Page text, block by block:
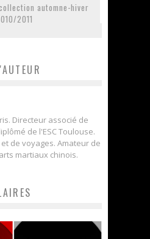
collection automne-hiver
2011
Directeur associé de
de l'ESC Toulouse.
de voyages. Amateur de
martiaux chinois.